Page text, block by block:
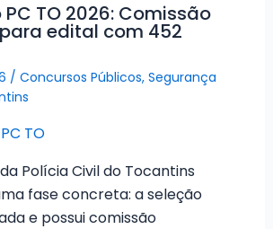
TO 2026: Comissão
edital com 452
/ Concursos Públicos, Segurança
Polícia Civil do Tocantins
fase concreta: a seleção
e possui comissão